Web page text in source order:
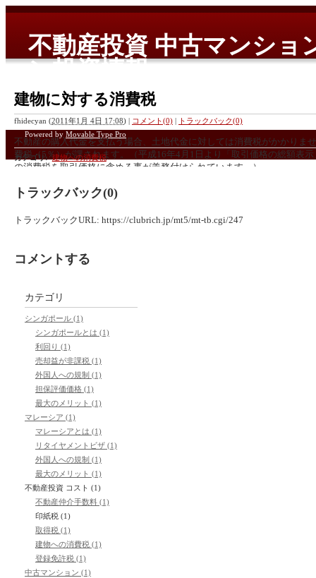
不動産投資 中古マンショ
ン投資情報
国内、海外の中古マンション、新築コンドミニアムを中心とし
建物に対する消費税
fhidecyan (2011年1月 4日 17:08) | コメント(0) | トラックバック(0)
不動産の購入代金を支払う場合、土地代金に対しては消費税がかかりま
費税（5％）が課されます。（平成16年4月1日より「取引価格の総額表
の消費税を取引価格に含める事が義務付けられています。）
カテゴリ: 建物への消費税
トラックバック(0)
トラックバックURL: https://clubrich.jp/mt5/mt-tb.cgi/247
コメントする
カテゴリ
シンガポール (1)
シンガポールとは (1)
利回り (1)
売却益が非課税 (1)
外国人への規制 (1)
担保評価価格 (1)
最大のメリット (1)
マレーシア (1)
マレーシアとは (1)
リタイヤメントビザ (1)
外国人への規制 (1)
最大のメリット (1)
不動産投資 コスト (1)
不動産仲介手数料 (1)
印紙税 (1)
取得税 (1)
建物への消費税 (1)
登録免許税 (1)
中古マンション (1)
Powered by Movable Type Pro